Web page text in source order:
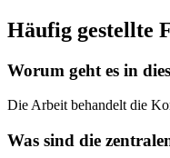
Häufig gestellte
Worum geht es in
Die Arbeit behandelt die
Was sind die